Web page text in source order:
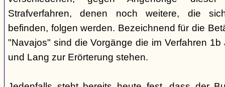
Strafverfahren, denen noch weitere, die
befinden, folgen werden. Bezeichnend für die
"Navajos" sind die Vorgänge die im Verfahren
und Lang zur Erörterung stehen.